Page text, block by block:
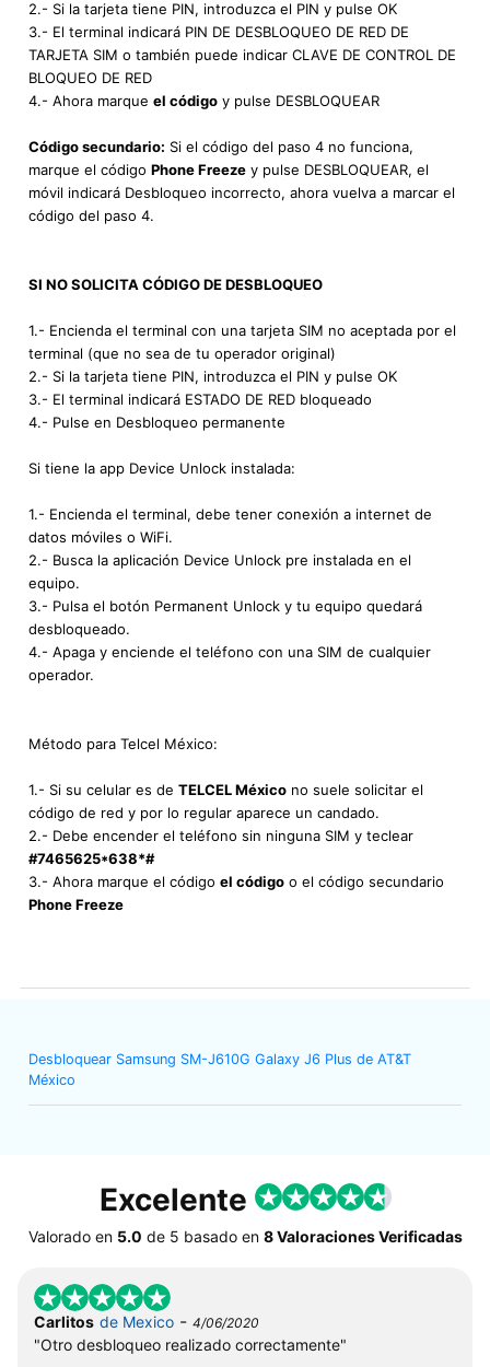
2.- Si la tarjeta tiene PIN, introduzca el PIN y pulse OK
3.- El terminal indicará PIN DE DESBLOQUEO DE RED DE
TARJETA SIM o también puede indicar CLAVE DE CONTROL DE
BLOQUEO DE RED
4.- Ahora marque el código y pulse DESBLOQUEAR
Código secundario: Si el código del paso 4 no funciona,
marque el código Phone Freeze y pulse DESBLOQUEAR, el
móvil indicará Desbloqueo incorrecto, ahora vuelva a marcar el
código del paso 4.
SI NO SOLICITA CÓDIGO DE DESBLOQUEO
1.- Encienda el terminal con una tarjeta SIM no aceptada por el
terminal (que no sea de tu operador original)
2.- Si la tarjeta tiene PIN, introduzca el PIN y pulse OK
3.- El terminal indicará ESTADO DE RED bloqueado
4.- Pulse en Desbloqueo permanente
Si tiene la app Device Unlock instalada:
1.- Encienda el terminal, debe tener conexión a internet de
datos móviles o WiFi.
2.- Busca la aplicación Device Unlock pre instalada en el
equipo.
3.- Pulsa el botón Permanent Unlock y tu equipo quedará
desbloqueado.
4.- Apaga y enciende el teléfono con una SIM de cualquier
operador.
Método para Telcel México:
1.- Si su celular es de TELCEL México no suele solicitar el
código de red y por lo regular aparece un candado.
2.- Debe encender el teléfono sin ninguna SIM y teclear
#7465625*638*#
3.- Ahora marque el código el código o el código secundario
Phone Freeze
Desbloquear Samsung SM-J610G Galaxy J6 Plus de AT&T
México
Excelente
Valorado en 5.0 de 5 basado en 8 Valoraciones Verificadas
Carlitos de Mexico - 4/06/2020
"Otro desbloqueo realizado correctamente"